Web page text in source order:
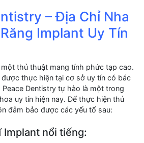
– Địa Chỉ Nha
Implant Uy Tín
một thủ thuật mang tính phức tạp cao.
được thực hiện tại cơ sở uy tín có bác
Dentistry tự hào là một trong
uy tín hiện nay. Để thực hiện thủ
đảm bảo được các yếu tố sau:
Implant nổi tiếng: